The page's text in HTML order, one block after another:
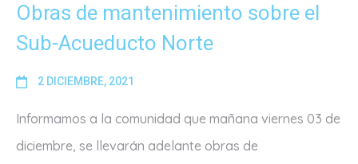
Obras de mantenimiento sobre el
Sub-Acueducto Norte
2 DICIEMBRE, 2021
Informamos a la comunidad que mañana viernes 03 de
diciembre, se llevarán adelante obras de